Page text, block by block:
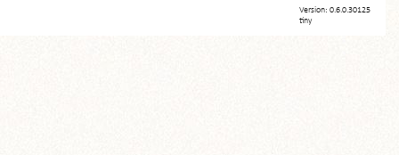
Version: 0.6.0.30125
tiny